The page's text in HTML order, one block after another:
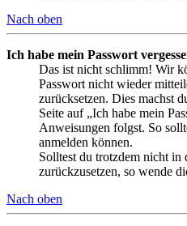
Nach oben
Ich habe mein Passwort
Das ist nicht schlimm! Wir
Passwort nicht wieder
zurücksetzen. Dies machst
Seite auf „Ich habe mein
Anweisungen folgst. So
anmelden können.
Solltest du trotzdem nicht in
zurückzusetzen, so wende
Nach oben